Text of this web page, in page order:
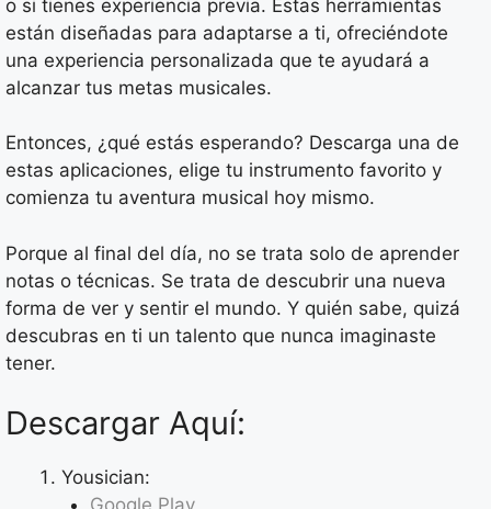
o si tienes experiencia previa. Estas herramientas
están diseñadas para adaptarse a ti, ofreciéndote
una experiencia personalizada que te ayudará a
alcanzar tus metas musicales.
Entonces, ¿qué estás esperando? Descarga una de
estas aplicaciones, elige tu instrumento favorito y
comienza tu aventura musical hoy mismo.
Porque al final del día, no se trata solo de aprender
notas o técnicas. Se trata de descubrir una nueva
forma de ver y sentir el mundo. Y quién sabe, quizá
descubras en ti un talento que nunca imaginaste
tener.
Descargar Aquí:
Yousician: